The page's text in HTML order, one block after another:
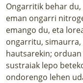
Ongarritik behar du,
eman ongarri
emango du, eta
ongarritu,
hautsarekin;
sustraiak lepo
ondorengo lehen